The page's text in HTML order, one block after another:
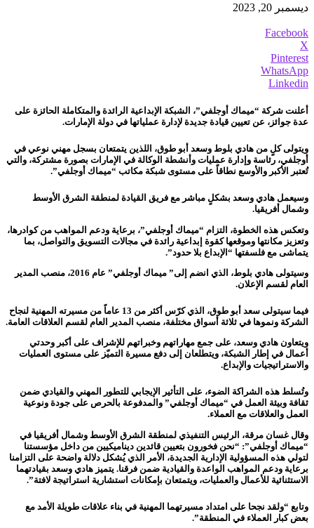
ديسمبر 20, 2023
Facebook
X
Pinterest
WhatsApp
Linkedin
أعلنت شركة “ميماك أوجلفي”، الشبكة الإبداعية الرائدة والمتكاملة الحائزة على
عدة جوائز، عن تعيين قيادة جديدة لإدارة عملياتها في دولة الإمارات.
ويتولى كلٍ من هادي بلوط وسعد أبو طوق، اللذين يتمتعان بسجل مهني نوعي في
أوجلفي، رئاسة وإدارة عمليات وأنشطة الوكالة في الإمارات بصورة مشتركة، والتي
تُعتبر الأكبر والأوسع نطاقاً على مستوى شبكة مكاتب “ميماك أوجلفي”.
وسيعمل هادي وسعد بشكلٍ مباشر مع فريق القيادة لمنطقة الشرق الأوسط
وشمال أفريقيا.
وتعكس هذه الخطوة، التزام “ميماك أوجلفي”، برعاية ودعم المواهب من كوادرها،
وتعزيز مكانتها وموقعها كقوة إبداعية رائدة في مجالات التسويق والتواصل، بما
يتماشى مع فلسفتها “الإبداع بلا حدود”.
وسيتولى هادي بلوط، الذي انضم إلى” ميماك أوجلفي” عام 2016، منصب المدير
العام لقسم الإعلان.
فيما سيتولى سعد أبو طوق، الذي كرّس أكثر من 13 عاماً من مسيرته المهنية لنجاح
الشركة ونموها في ثلاثة أسواق مختلفة، منصب المدير العام لقسم العلاقات العامة.
ويتعاون هادي وسعد، على جمع مهاراتهم وخبراتهم للإشراف على أكبر وحدتي
أعمال في إطار الشبكة، ويتطلعان إلى دفع مسيرة التميّز على مستوى العمليات
والاستراتيجيات والإبداع.
وتُسلط هذه الشراكة الضوء، على التأثير الإيجابي للتطور المهني والقيادي ضمن
ثقافة وبيئة العمل في “ميماك أوجلفي” والمدفوعة بالحرص على جودة ونوعية
العمل والعلاقات مع العملاء.
وقال غسان مرقة، الرئيس التنفيذي لمنطقة الشرق الأوسط وشمال أفريقيا في
“ميماك أوجلفي”: “نحن فخورون بتعيين قائدين ديناميكيين من داخل مؤسستنا
لتولي هذه المسؤولية الإدارية الجديدة، الأمر الذي يُشكل دلالة واضحة على التزامنا
برعاية ودعم المواهب الواعدة والقيادية ضمن فرقنا. يتميز هادي وسعد بقيادتهما
الاستثنائية للأعمال والعمليات، ويتمتعان بإمكانات استشارية استراتيجة لافتة”.
وتابع “ولقد نجحا على امتداد مسيرتهما المهنية في بناء علاقات طويلة الأمد مع
بعض كبار العملاء في المنطقة”.